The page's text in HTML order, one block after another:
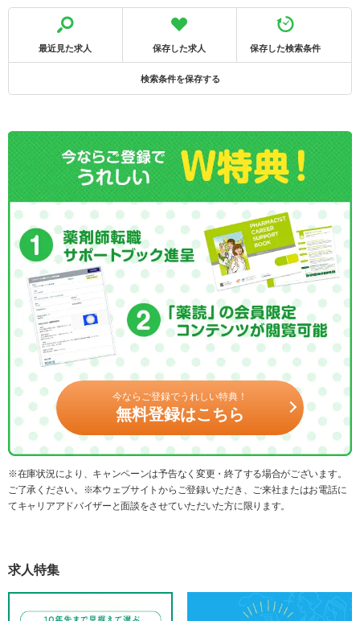
最近見た求人 保存した求人 保存した検索条件
検索条件を保存する
今ならご登録でうれしい特典！
無料登録はこちら
※在庫状況により、キャンペーンは予告なく変更・終了する場合がございます。
ご了承ください。※本ウェブサイトからご登録いただき、ご来社またはお電話に
てキャリアアドバイザーと面談をさせていただいた方に限ります。
求人特集